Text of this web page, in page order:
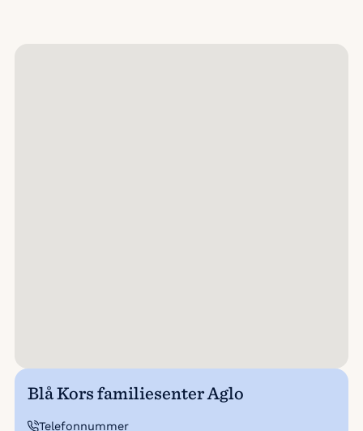
Blå Kors familiesenter Aglo
Telefonnummer